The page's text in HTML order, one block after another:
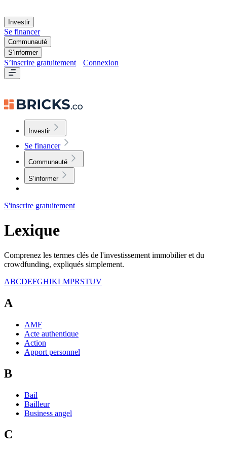
Investir
Se financer
Communauté
S’informer
S’inscrire gratuitement Connexion
Investir
Se financer
Communauté
S’informer
S'inscrire gratuitement
Lexique
Comprenez les termes clés de l'investissement immobilier et du
crowdfunding, expliqués simplement.
ABCDEFGHIKLMPRSTUV
A
AMF
Acte authentique
Action
Apport personnel
B
Bail
Bailleur
Business angel
C